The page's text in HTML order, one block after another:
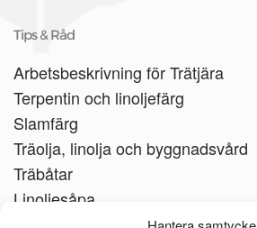
Tips & Råd
Arbetsbeskrivning för Trätjära
Terpentin och linoljefärg
Slamfärg
Träolja, linolja och byggnadsvård
Träbåtar
Linoljesåpa